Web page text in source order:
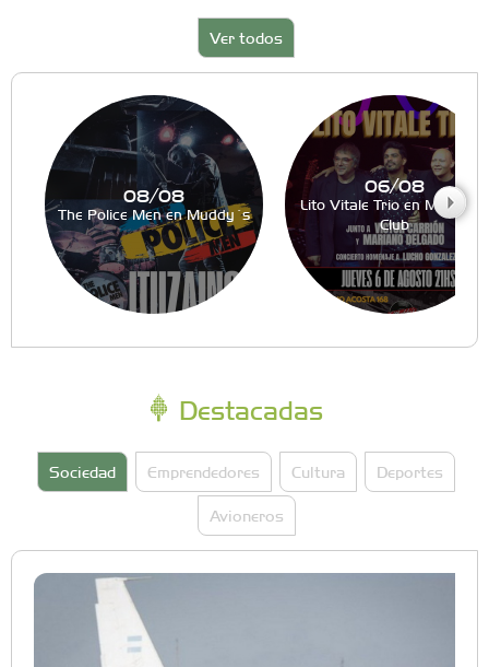
Ver todos
08/08
The Police Men en Muddy´s
06/08
Lito Vitale Trio en Muddy´s
Club
Destacadas
Sociedad Emprendedores Cultura Deportes
Avioneros